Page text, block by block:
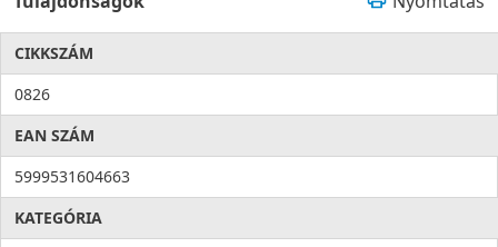
CIKKSZÁM
0826
EAN SZÁM
5999531604663
KATEGÓRIA